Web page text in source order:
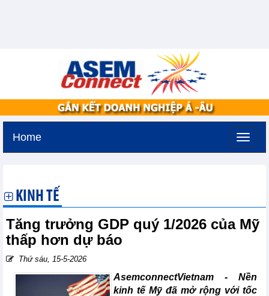
Home
KINH TẾ
Tăng trưởng GDP quý 1/2026 của Mỹ
thấp hơn dự báo
Thứ sáu, 15-5-2026
AsemconnectVietnam - Nền
kinh tế Mỹ đã mở rộng với tốc